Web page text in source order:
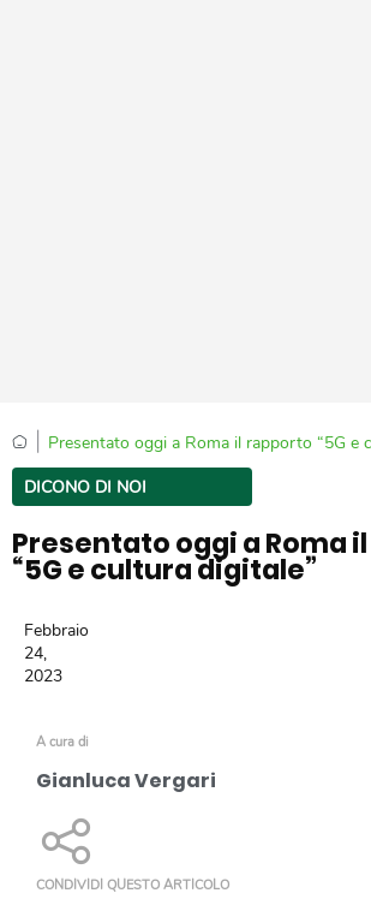
Presentato oggi a Roma il rapporto “5G e
DICONO DI NOI
Presentato oggi a Roma
“5G e cultura digitale”
A cura di
Gianluca Vergari
CONDIVIDI QUESTO ARTICOLO
Febbraio
24,
2023